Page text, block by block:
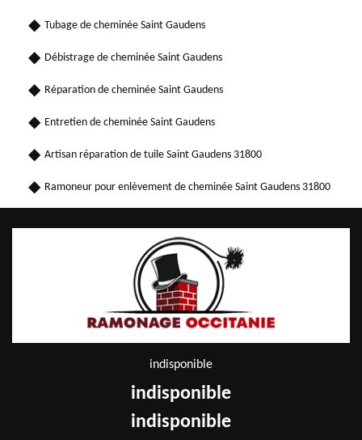
Tubage de cheminée Saint Gaudens
Débistrage de cheminée Saint Gaudens
Réparation de cheminée Saint Gaudens
Entretien de cheminée Saint Gaudens
Artisan réparation de tuile Saint Gaudens 31800
Ramoneur pour enlèvement de cheminée Saint Gaudens 31800
indisponible
indisponible
indisponible